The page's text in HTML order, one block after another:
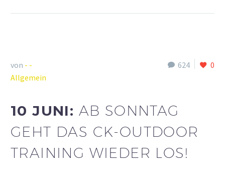
624 0
von - -
Allgemein
10 JUNI: AB SONNTAG
GEHT DAS CK-OUTDOOR
TRAINING WIEDER LOS!